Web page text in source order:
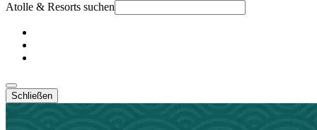
Atolle & Resorts suchen
Schließen